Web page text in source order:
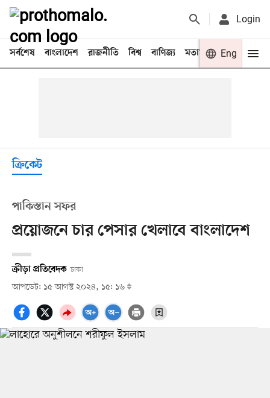
Login
সর্বশেষ বাংলাদেশ রাজনীতি বিশ্ব বাণিজ্য মতামত খেলা
Eng
ক্রিকেট
পাকিস্তান সফর
প্রয়োজনে চার পেসার খেলাবে বাংলাদেশ
ক্রীড়া প্রতিবেদক ঢাকা
আপডেট: ১৫ আগস্ট ২০২৪, ১৫: ১৬